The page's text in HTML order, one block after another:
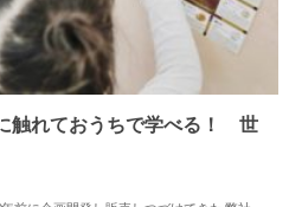
触れておうちで学べる！ 世